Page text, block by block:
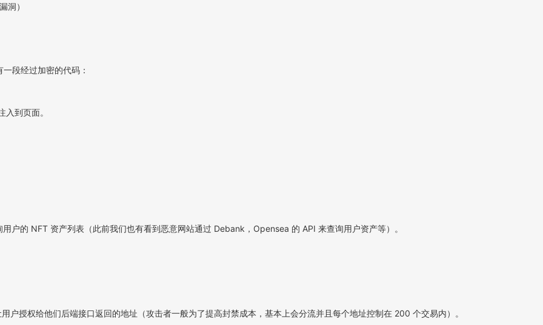
洞）
段经过加密的代码：
到页面。
户的 NFT 资产列表（此前我们也有看到恶意网站通过 Debank，Opensea 的 API 来查询用户资产等）。
授权给他们后端接口返回的地址（攻击者一般为了提高封禁成本，基本上会分流并且每个地址控制在 200 个交易内）。